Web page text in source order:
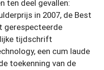
ten deel gevallen:
in 2007, de Best
gerespecteerde
tijdschrift
een cum laude
toekenning van de